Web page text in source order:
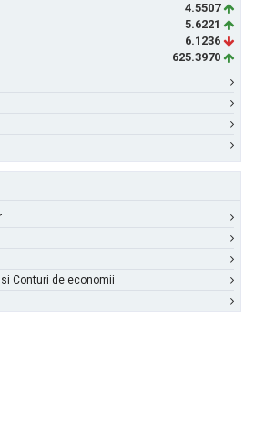
4.5507
5.6221
6.1236
625.3970
Conturi de economii